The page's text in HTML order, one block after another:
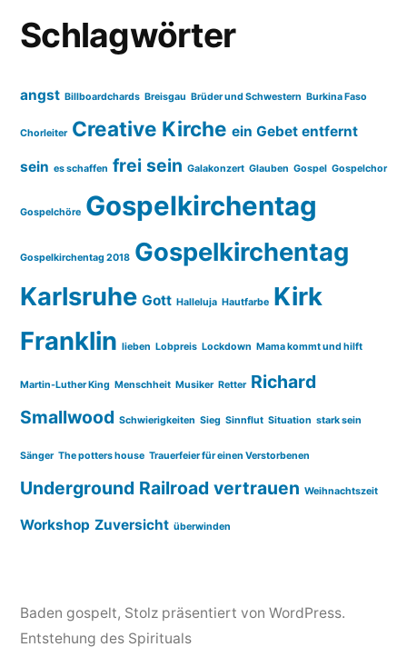
Schlagwörter
angst Billboardchards Breisgau Brüder und Schwestern Burkina Faso
Chorleiter Creative Kirche ein Gebet entfernt
sein es schaffen frei sein Galakonzert Glauben Gospel Gospelchor
Gospelchöre Gospelkirchentag
Gospelkirchentag 2018 Gospelkirchentag
Karlsruhe Gott Halleluja Hautfarbe Kirk
Franklin lieben Lobpreis Lockdown Mama kommt und hilft
Martin-Luther King Menschheit Musiker Retter Richard
Smallwood Schwierigkeiten Sieg Sinnflut Situation stark sein
Sänger The potters house Trauerfeier für einen Verstorbenen
Underground Railroad vertrauen Weihnachtszeit
Workshop Zuversicht überwinden
Baden gospelt, Stolz präsentiert von WordPress.
Entstehung des Spirituals